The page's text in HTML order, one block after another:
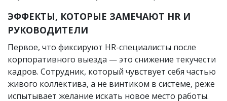
ЭФФЕКТЫ, КОТОРЫЕ ЗАМЕЧАЮТ HR И
РУКОВОДИТЕЛИ
Первое, что фиксируют HR-специалисты после
корпоративного выезда — это снижение текучести
кадров. Сотрудник, который чувствует себя частью
живого коллектива, а не винтиком в системе, реже
испытывает желание искать новое место работы.